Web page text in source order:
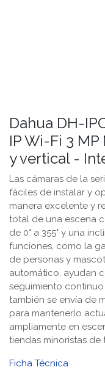
Dahua DH-
IP Wi-Fi 3
y vertical -
Las cámaras de la
fáciles de instalar y
manera excelente y
total de una escena
de 0° a 355° y una
funciones, como la
de personas y
automático, ayudan
seguimiento
también se envía de
para mantenerlo
ampliamente en
tiendas minoristas
Ficha Técnica